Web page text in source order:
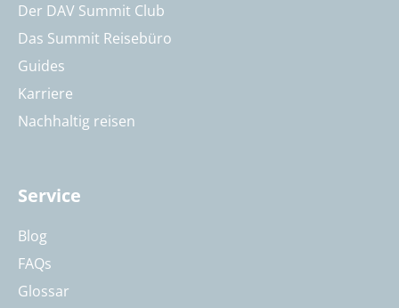
Der DAV Summit Club
Das Summit Reisebüro
Guides
Karriere
Nachhaltig reisen
Service
Blog
FAQs
Glossar